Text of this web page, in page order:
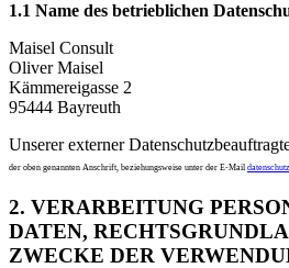
1.1 Name des betrieblichen
Maisel Consult
Oliver Maisel
Kämmereigasse 2
95444 Bayreuth
Unserer externer
der oben genannten Anschrift, beziehungsweise unter der E-Mail
2. VERARBEITUNG
DATEN,
ZWECKE DER